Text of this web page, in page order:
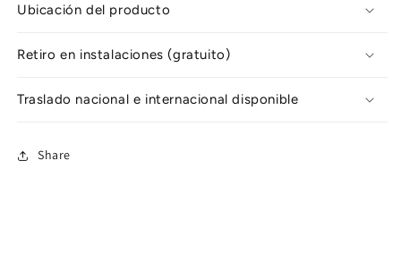
Ubicación del producto
Retiro en instalaciones (gratuito)
Traslado nacional e internacional disponible
Share